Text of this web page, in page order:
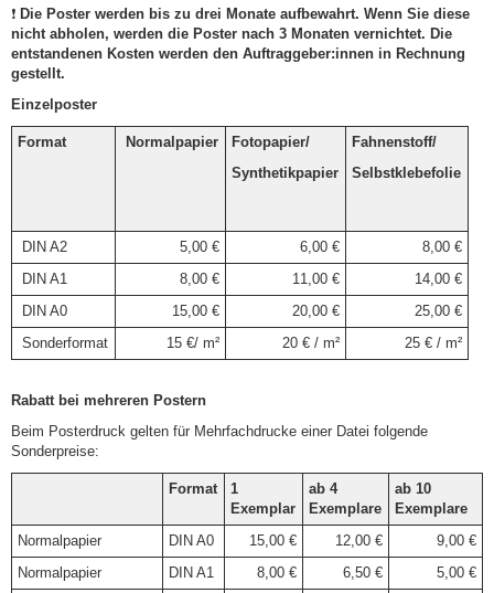
❗ Die Poster werden bis zu drei Monate aufbewahrt. Wenn Sie diese
nicht abholen, werden die Poster nach 3 Monaten vernichtet. Die
entstandenen Kosten werden den Auftraggeber:innen in Rechnung
gestellt.
Einzelposter
Format Normalpapier
Fotopapier/
Synthetikpapier
Fahnenstoff/
Selbstklebefolie
DIN A2 5,00 € 6,00 €
8,00 €
DIN A1
8,00 € 11,00 €
14,00 €
DIN A0
15,00 € 20,00 €
25,00 €
Sonderformat
15 €/ m² 20 € / m² 25 € / m²
Rabatt bei mehreren Postern
Beim Posterdruck gelten für Mehrfachdrucke einer Datei folgende
Sonderpreise:
Format
1
Exemplar
ab 4
Exemplare
ab 10
Exemplare
Normalpapier
DIN A0 15,00 € 12,00 €
9,00 €
Normalpapier
DIN A1 8,00 € 6,50 €
5,00 €